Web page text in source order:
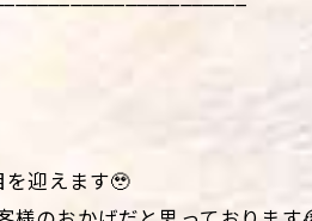
迎えます🥹